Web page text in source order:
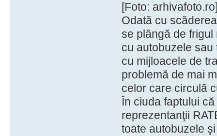
[Foto:
Odată cu
se plângă de
cu autobuzele
cu mijloacele de
problemă de mai
celor care circulă
În ciuda faptului
reprezentanţii
toate autobuzele